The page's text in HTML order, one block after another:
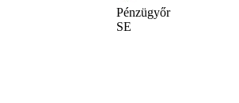
Pénzügyőr
SE